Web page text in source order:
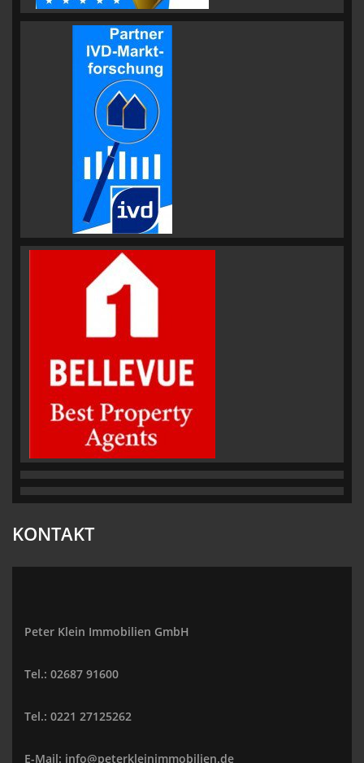
KONTAKT
Peter Klein Immobilien GmbH
Tel.: 02687 91600
Tel.: 0221 27125262
E-Mail: info@peterkleinimmobilien.de